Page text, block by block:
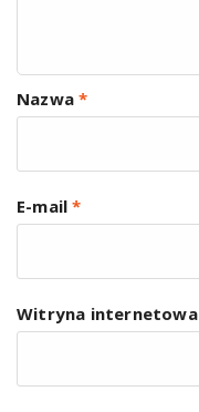
Nazwa*
E-mail*
Witryna internetowa